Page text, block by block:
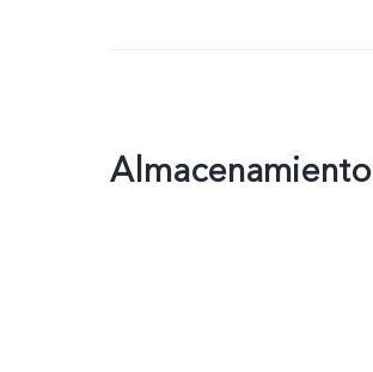
Almacenamiento